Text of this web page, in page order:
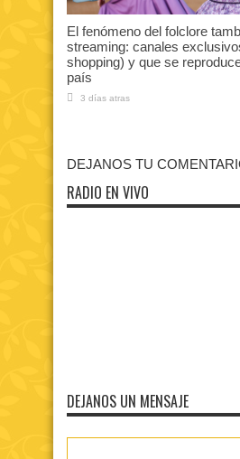
El fenómeno del folclore
streaming: canales
shopping) y que se
país
3 días atras
DEJANOS TU
RADIO EN VIVO
DEJANOS UN MENSAJE